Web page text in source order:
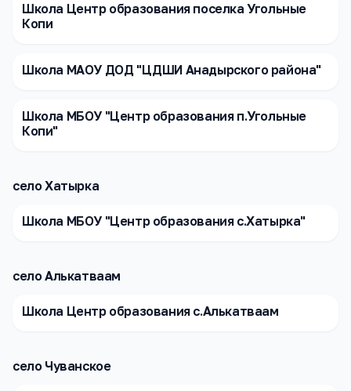
Школа Центр образования поселка Угольные
Копи
Школа МАОУ ДОД "ЦДШИ Анадырского района"
Школа МБОУ "Центр образования п.Угольные
Копи"
село Хатырка
Школа МБОУ "Центр образования с.Хатырка"
село Алькатваам
Школа Центр образования с.Алькатваам
село Чуванское